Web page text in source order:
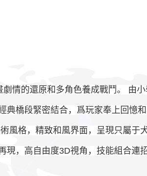
情的還原和多角色養成戰鬥。 由
橋段緊密結合，爲玩家奉上回憶
格，精致和風界面，呈現只屬于
，高自由度3D視角，技能組合連